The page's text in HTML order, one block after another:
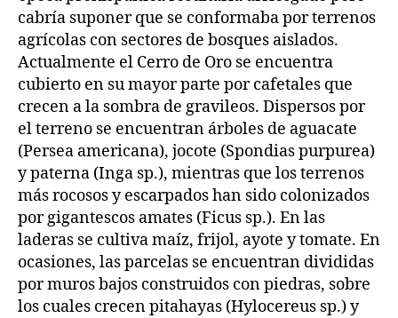
cabría suponer que se conformaba por terrenos
agrícolas con sectores de bosques aislados.
Actualmente el Cerro de Oro se encuentra
cubierto en su mayor parte por cafetales que
crecen a la sombra de gravileos. Dispersos por
el terreno se encuentran árboles de aguacate
(Persea americana), jocote (Spondias purpurea)
y paterna (Inga sp.), mientras que los terrenos
más rocosos y escarpados han sido colonizados
por gigantescos amates (Ficus sp.). En las
laderas se cultiva maíz, frijol, ayote y tomate. En
ocasiones, las parcelas se encuentran divididas
por muros bajos construidos con piedras, sobre
los cuales crecen pitahayas (Hylocereus sp.) y